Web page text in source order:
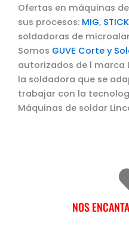
Ofertas en máquinas
sus procesos: MIG, STICK
soldadoras de
Somos GUVE Corte y
autorizados de l marca
la soldadora que se
trabajar con la
Máquinas de soldar
NOS